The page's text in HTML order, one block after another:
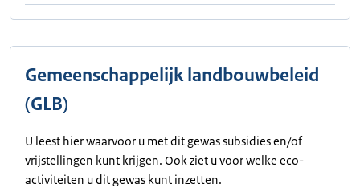
Gemeenschappelijk landbouwbeleid
(GLB)
U leest hier waarvoor u met dit gewas subsidies en/of
vrijstellingen kunt krijgen. Ook ziet u voor welke eco-
activiteiten u dit gewas kunt inzetten.